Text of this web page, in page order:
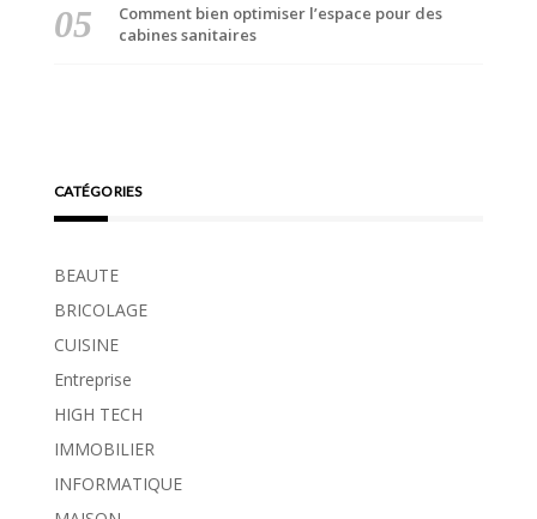
Comment bien optimiser l’espace pour des
cabines sanitaires
CATÉGORIES
BEAUTE
BRICOLAGE
CUISINE
Entreprise
HIGH TECH
IMMOBILIER
INFORMATIQUE